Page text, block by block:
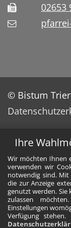
Ihre
Wir möchten Ihnen
verwenden wir
notwendig sind.
die zur Anzeige
genutzt werden. Sie
zulassen
Einstellungen
Verfügung
02653
© Bistum Trier